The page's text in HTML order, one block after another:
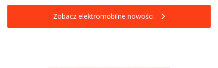
Zobacz elektromobilne nowości